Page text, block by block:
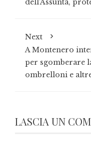
dell’Assunta,
Next
A Montenero
per sgomberare
ombrelloni e
LASCIA UN